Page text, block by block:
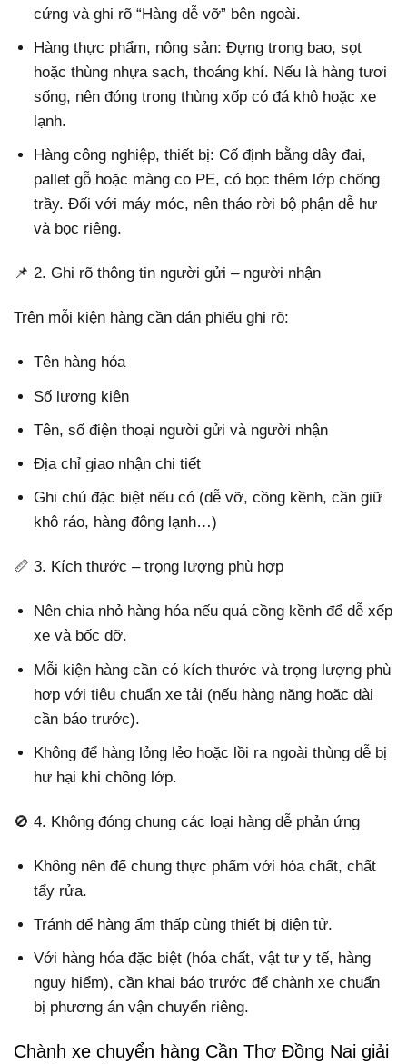
cứng và ghi rõ “Hàng dễ vỡ” bên ngoài.
Hàng thực phẩm, nông sản: Đựng trong bao, sọt
hoặc thùng nhựa sạch, thoáng khí. Nếu là hàng tươi
sống, nên đóng trong thùng xốp có đá khô hoặc xe
lạnh.
Hàng công nghiệp, thiết bị: Cố định bằng dây đai,
pallet gỗ hoặc màng co PE, có bọc thêm lớp chống
trầy. Đối với máy móc, nên tháo rời bộ phận dễ hư
và bọc riêng.
📌 2. Ghi rõ thông tin người gửi – người nhận
Trên mỗi kiện hàng cần dán phiếu ghi rõ:
Tên hàng hóa
Số lượng kiện
Tên, số điện thoại người gửi và người nhận
Địa chỉ giao nhận chi tiết
Ghi chú đặc biệt nếu có (dễ vỡ, cồng kềnh, cần giữ
khô ráo, hàng đông lạnh…)
📏 3. Kích thước – trọng lượng phù hợp
Nên chia nhỏ hàng hóa nếu quá cồng kềnh để dễ xếp
xe và bốc dỡ.
Mỗi kiện hàng cần có kích thước và trọng lượng phù
hợp với tiêu chuẩn xe tải (nếu hàng nặng hoặc dài
cần báo trước).
Không để hàng lỏng lẻo hoặc lồi ra ngoài thùng dễ bị
hư hại khi chồng lớp.
🚫 4. Không đóng chung các loại hàng dễ phản ứng
Không nên để chung thực phẩm với hóa chất, chất
tẩy rửa.
Tránh để hàng ẩm thấp cùng thiết bị điện tử.
Với hàng hóa đặc biệt (hóa chất, vật tư y tế, hàng
nguy hiểm), cần khai báo trước để chành xe chuẩn
bị phương án vận chuyển riêng.
Chành xe chuyển hàng Cần Thơ Đồng Nai giải